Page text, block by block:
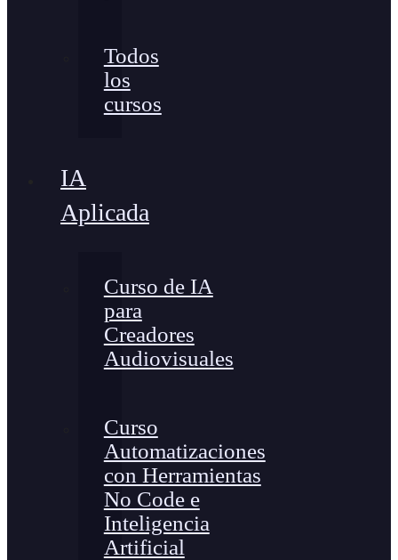
Todos
los
cursos
IA
Aplicada
Curso de IA
para
Creadores
Audiovisuales
Curso
Automatizaciones
con Herramientas
No Code e
Inteligencia
Artificial